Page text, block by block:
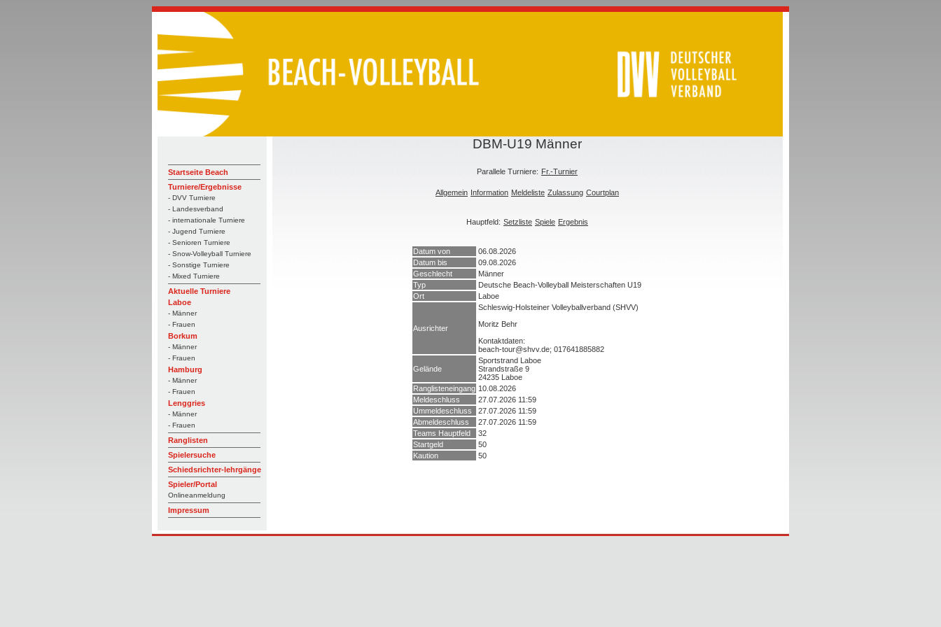
Startseite Beach
Turniere/Ergebnisse
- DVV Turniere
- Landesverband
- internationale Turniere
- Jugend Turniere
- Senioren Turniere
- Snow-Volleyball Turniere
- Sonstige Turniere
- Mixed Turniere
Aktuelle Turniere
Laboe
- Männer
- Frauen
Borkum
- Männer
- Frauen
Hamburg
- Männer
- Frauen
Lenggries
- Männer
- Frauen
Ranglisten
Spielersuche
Schiedsrichter-lehrgänge
Spieler/Portal
Onlineanmeldung
Impressum
DBM-U19 Männer
Parallele Turniere: Fr.-Turnier
Allgemein Information Meldeliste Zulassung Courtplan
Hauptfeld: Setzliste Spiele Ergebnis
Datum von
06.08.2026
Datum bis
09.08.2026
Geschlecht
Männer
Typ
Deutsche Beach-Volleyball Meisterschaften U19
Ort
Laboe
Ausrichter
Schleswig-Holsteiner Volleyballverband (SHVV)
Moritz Behr
Kontaktdaten:
beach-tour@shvv.de; 017641885882
Gelände
Sportstrand Laboe
Strandstraße 9
24235 Laboe
Ranglisteneingang 10.08.2026
Meldeschluss
27.07.2026 11:59
Ummeldeschluss
27.07.2026 11:59
Abmeldeschluss
27.07.2026 11:59
Teams Hauptfeld
32
Startgeld
50
Kaution
50